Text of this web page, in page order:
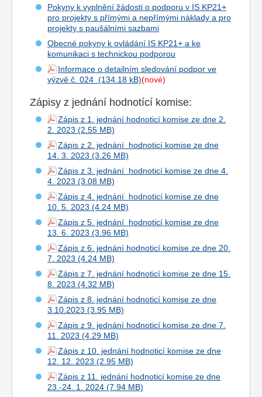
Pokyny k vyplnění žádosti o podporu v IS KP21+
pro projekty s přímými a nepřímými náklady a pro
projekty s paušálními sazbami
Obecné pokyny k ovládání IS KP21+ a ke
komunikaci s technickou podporou
Informace o detailním sledování podpor ve
výzvě č. 024
(nové)
Zápisy z jednání hodnotící komise:
Zápis z 1. jednání hodnoticí komise ze dne 2.
2. 2023
Zápis z 2. jednání hodnoticí komise ze dne
14. 3. 2023
Zápis z 3. jednání hodnoticí komise ze dne 4.
4. 2023
Zápis z 4. jednání hodnoticí komise ze dne
10. 5. 2023
Zápis z 5. jednání hodnoticí komise ze dne
13. 6. 2023
Zápis z 6. jednání hodnoticí komise ze dne 20.
7. 2023
Zápis z 7. jednání hodnoticí komise ze dne 15.
8. 2023
Zápis z 8. jednání hodnoticí komise ze dne
3.10.2023
Zápis z 9. jednání hodnoticí komise ze dne 7.
11. 2023
Zápis z 10. jednání hodnoticí komise ze dne
12. 12. 2023
Zápis z 11. jednání hodnoticí komise ze dne
23.-24. 1. 2024